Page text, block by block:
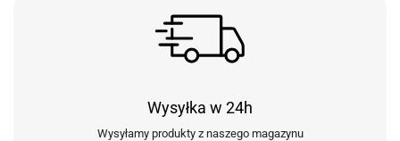
Wysyłka w 24h
Wysyłamy produkty z naszego magazynu